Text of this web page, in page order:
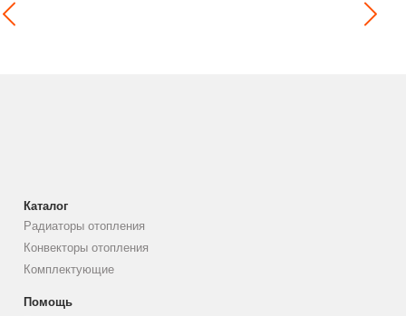
Каталог
Радиаторы отопления
Конвекторы отопления
Комплектующие
Помощь